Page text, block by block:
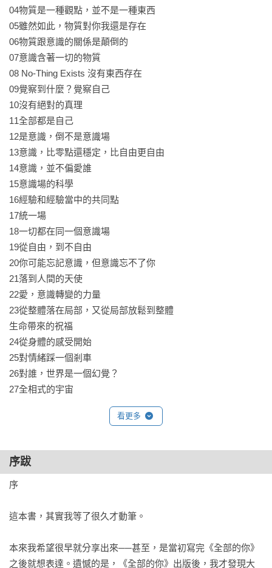
「全部生命系列」簡介
人的健康，身、心、靈從來沒有分開過。楊定一站在全人健康
的角度，重新整合從古到今、世界各地的健康法門與哲學系
統，用現代的語言重新表達，幫助你我活出全部的生命潛能。
《真原醫》、《螺旋舞》、《結構調整》、《好睡》與《最簡
單、居家隨時做的結構調整運動》是從身心，也就是從「有」
看著這個世界。希望在這個快步調的社會，幫助你我身心做一
個整合，希望每一個人回到均衡。畢竟，在失衡的狀態下，一
個人隨時都會被身心的不均衡給拉扯，而難以體會生命更深的
層面。然而，一切都是幾面一體。有了「全部生命系列」的基
礎，自然可以在這個最完整的預防醫學的每一個角落，體會到
愛、平等、寧靜與希望。
從《靜坐》，「全部生命系列」《全部的你》、《神聖的
你》、《不合理的快樂》到《我是誰》、《集體的失憶》、
《落在地球》、《定》、《奇蹟》，再到兩本問答《十字路
口》、《插對頭》，以及之後的《時間的陷阱》、《短路》、
《頭腦的東西》、《無事生非》、《清醒地睡》、《我：弄錯
身分的個案》、《豐盛》，逐漸地，自然移動角度，從二元對
立轉到一體，從「空」看著「有」，從內心看著外在，從
「在」看著「做」，從「心」看著「人」。
隨著每一個作品，我們深入的，不是知識，而是每一個人內心
都有的層面——生命最深的智慧與慈悲。這，是人類終極的療
04物質是一種觀點，並不是一種東西
05雖然如此，物質對你我還是存在
06物質跟意識的關係是顛倒的
07意識含著一切的物質
08 No-Thing Exists 沒有東西存在
09覺察到什麼？覺察自己
10沒有絕對的真理
11全部都是自己
12是意識，倒不是意識場
13意識，比零點還穩定，比自由更自由
14意識，並不偏愛誰
15意識場的科學
16經驗和經驗當中的共同點
17統一場
18一切都在同一個意識場
19從自由，到不自由
20你可能忘記意識，但意識忘不了你
21落到人間的天使
22愛，意識轉變的力量
23從整體落在局部，又從局部放鬆到整體
生命帶來的祝福
24從身體的感受開始
25對情緒踩一個剎車
26對誰，世界是一個幻覺？
27全相式的宇宙
28意識，到底涵蓋了什麼？
29無明，可能遮住意識嗎？
31顛倒的世界
32顛倒的，其實就是唯物
33那，又要怎麼去切入？
35在的瑜伽
37注意焦點的移動
38裡外、中間、一切⋯⋯都是意識
看更多
序跋
序
這本書，其實我等了很久才動筆。
本來我希望很早就分享出來──甚至，是當初寫完《全部的你》
之後就想表達。遺憾的是，《全部的你》出版後，我才發現大